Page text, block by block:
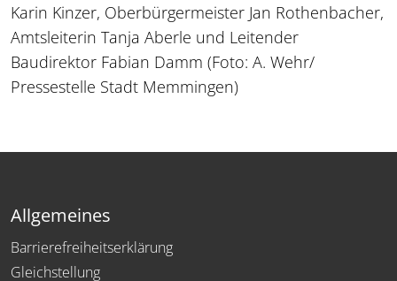
Karin Kinzer, Oberbürgermeister Jan Rothenbacher,
Amtsleiterin Tanja Aberle und Leitender
Baudirektor Fabian Damm (Foto: A. Wehr/
Pressestelle Stadt Memmingen)
Allgemeines
Barrierefreiheitserklärung
Gleichstellung